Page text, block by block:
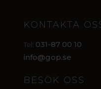
KONTAKTA
Tel: 031-87 00 10
info@gop.se
BESÖK OSS